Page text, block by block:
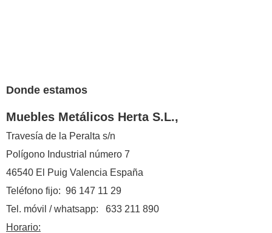
Donde estamos
Muebles Metálicos Herta S.L.,
Travesía de la Peralta s/n
Polígono Industrial número 7
46540 El Puig Valencia España
Teléfono fijo: 96 147 11 29
Tel. móvil / whatsapp: 633 211 890
Horario: